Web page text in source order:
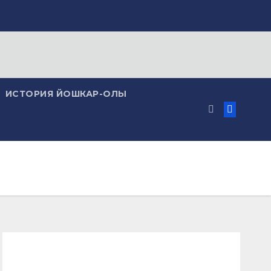
ИСТОРИЯ ЙОШКАР-ОЛЫ